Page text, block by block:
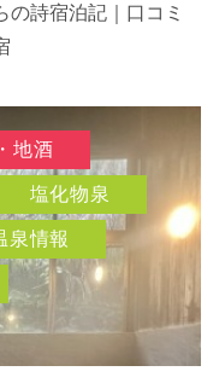
詩宿泊記｜口コミ
地酒
塩化物泉
泉情報